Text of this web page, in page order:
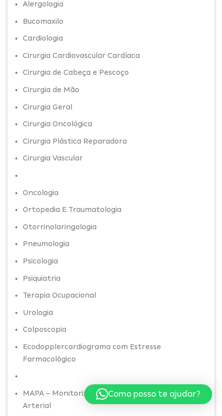
Alergologia
Bucomaxilo
Cardiologia
Cirurgia Cardiovascular Cardíaca
Cirurgia de Cabeça e Pescoço
Cirurgia de Mão
Cirurgia Geral
Cirurgia Oncológica
Cirurgia Plástica Reparadora
Cirurgia Vascular
Oncologia
Ortopedia E Traumatologia
Otorrinolaringologia
Pneumologia
Psicologia
Psiquiatria
Terapia Ocupacional
Urologia
Colposcopia
Ecodopplercardiograma com Estresse
Farmacológico
MAPA – Monitorização Ambulatorial da Pressão
Arterial
Como posso te ajudar?